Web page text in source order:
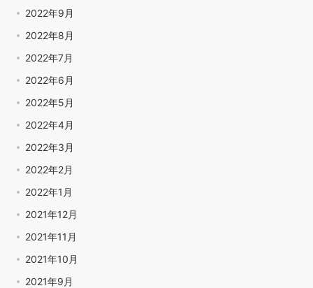
2022年9月
2022年8月
2022年7月
2022年6月
2022年5月
2022年4月
2022年3月
2022年2月
2022年1月
2021年12月
2021年11月
2021年10月
2021年9月